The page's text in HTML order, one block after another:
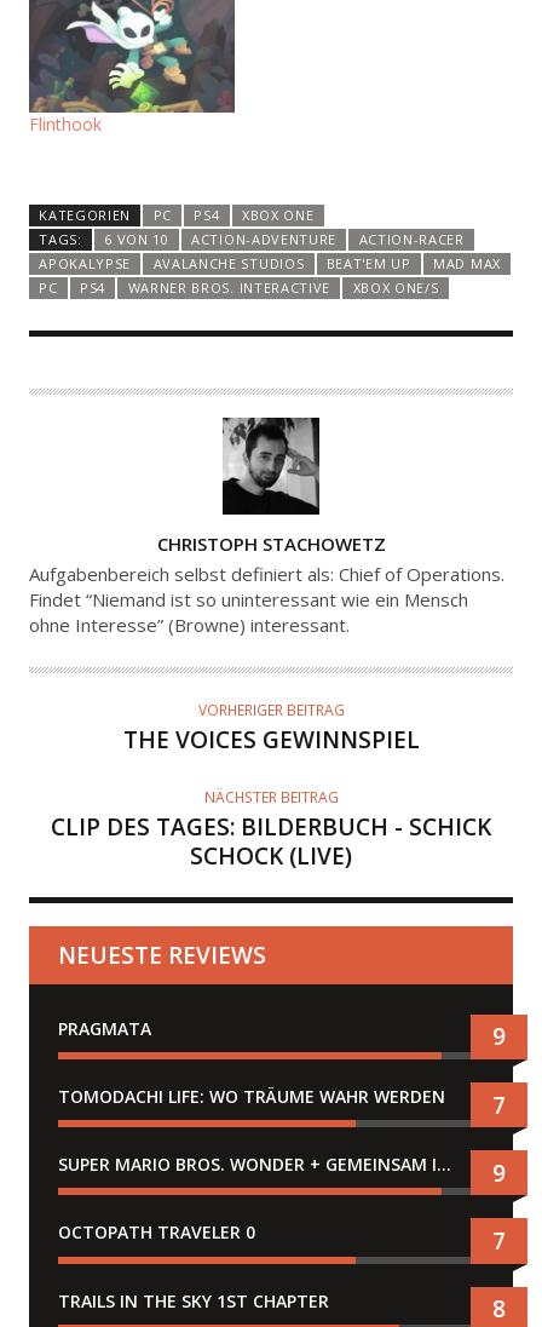
Flinthook
KATEGORIEN PC PS4
XBOX ONE
TAGS:
6 VON 10 ACTION-ADVENTURE
ACTION-RACER
APOKALYPSE
AVALANCHE STUDIOS BEAT'EM UP
MAD MAX
PC
PS4 WARNER BROS. INTERACTIVE XBOX ONE/S
U
T
O
CHRISTOPH STACHOWETZ
Aufgabenbereich selbst definiert als: Chief of Operations.
Findet “Niemand ist so uninteressant wie ein Mensch
ohne Interesse” (Browne) interessant.
VORHERIGER BEITRAG
THE VOICES GEWINNSPIEL
NÄCHSTER BEITRAG
CLIP DES TAGES: BILDERBUCH - SCHICK
SCHOCK (LIVE)
NEUESTE REVIEWS
PRAGMATA 9
TOMODACHI LIFE: WO TRÄUME WAHR WERDEN 7
SUPER MARIO BROS. WONDER + GEMEINSAM IM BELLABEL-PARK 9
OCTOPATH TRAVELER 0 7
TRAILS IN THE SKY 1ST CHAPTER 8